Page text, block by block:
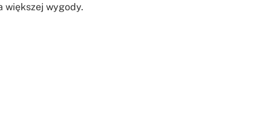
większej wygody.